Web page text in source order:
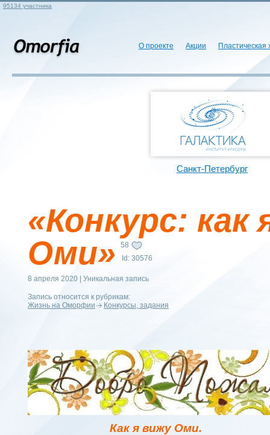
95134 участника
О проекте Акции Пластическая
Санкт-Петербург
«Конкурс: как
Оми»
Id: 30576
58
8 апреля 2020 | Уникальная запись
Запись относится к рубрикам:
Жизнь на Оморфии
Конкурсы, задания
Как я вижу Оми.